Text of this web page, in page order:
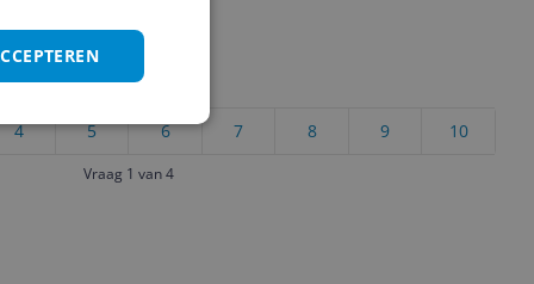
10
9
8
7
6
5
4
Vraag 1 van 4